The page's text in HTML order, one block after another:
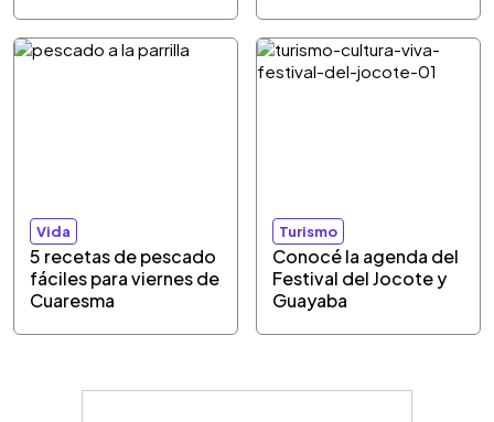
Vida
5 recetas de pescado
fáciles para viernes de
Cuaresma
Turismo
Conocé la agenda del
Festival del Jocote y
Guayaba